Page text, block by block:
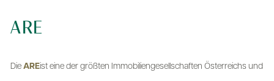
ARE
Die AREist eine der größten Immobiliengesellschaften Österreichs und